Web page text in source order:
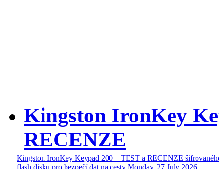
Kingston IronKey
RECENZE
Kingston IronKey Keypad 200 – TEST a RECENZE
flash disku pro bezpečí dat na cesty Monday, 27 July 2026